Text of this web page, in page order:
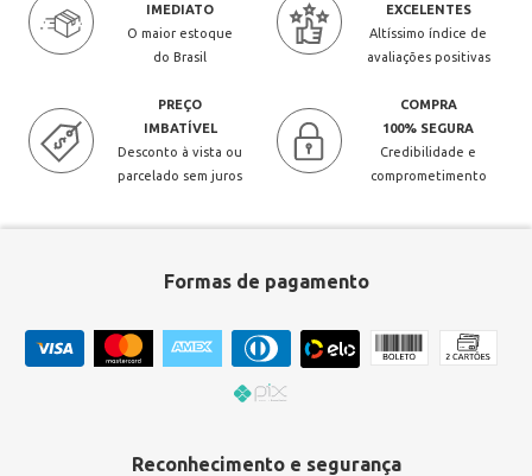
IMEDIATO
O maior estoque
do Brasil
EXCELENTES
Altíssimo índice de
avaliações positivas
PREÇO
IMBATÍVEL
Desconto à vista ou
parcelado sem juros
COMPRA
100% SEGURA
Credibilidade e
comprometimento
Formas de pagamento
Reconhecimento e segurança